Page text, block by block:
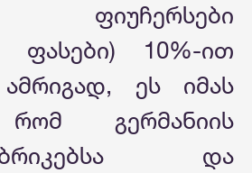
ფიუჩერსები
ფასები) 10%-ით
ეს იმას
რომ გერმანიის
და